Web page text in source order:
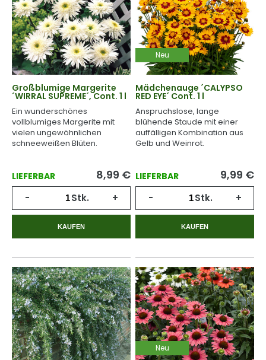
Großblumige Margerite
´WIRRAL SUPREME´, Cont. 1 l
Ein wunderschönes
vollblumiges Margerite mit
vielen ungewöhnlichen
schneeweißen Blüten.
LIEFERBAR 8,99 €
- Stk. +
KAUFEN
Neu
Mädchenauge ´CALYPSO
RED EYE´ Cont. 1 l
Anspruchslose, lange
blühende Staude mit einer
auffälligen Kombination aus
Gelb und Weinrot.
LIEFERBAR 9,99 €
- Stk. +
KAUFEN
Neu